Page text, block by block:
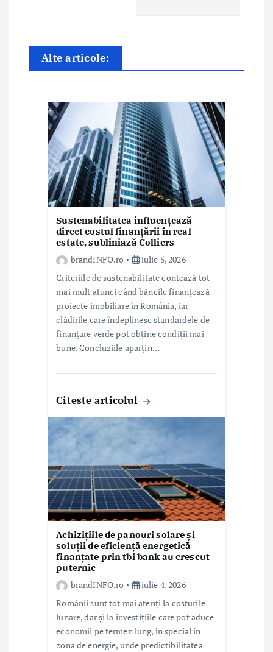
Alte articole:
Sustenabilitatea influențează
direct costul finanțării în real
estate, subliniază Colliers
brandINFO.ro
iulie 5, 2026
Criteriile de sustenabilitate contează tot
mai mult atunci când băncile finanțează
proiecte imobiliare în România, iar
clădirile care îndeplinesc standardele de
finanțare verde pot obține condiții mai
bune. Concluziile aparțin…
Citeste articolul
Achizițiile de panouri solare și
soluții de eficiență energetică
finanțate prin tbi bank au crescut
puternic
brandINFO.ro
iulie 4, 2026
Românii sunt tot mai atenți la costurile
lunare, dar și la investițiile care pot aduce
economii pe termen lung, în special în
zona de energie, unde predictibilitatea